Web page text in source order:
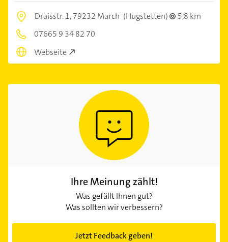
Draisstr. 1,79232 March (Hugstetten)
5,8 km
07665 9 34 82 70
Webseite
Ihre Meinung zählt!
Was gefällt Ihnen gut?
Was sollten wir verbessern?
Jetzt Feedback geben!